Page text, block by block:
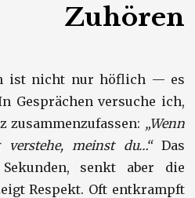
Zuhören
ist nicht nur höflich — es
Gesprächen versuche ich,
zusammenzufassen: „Wenn
meinst du…“Das
senkt aber die
Respekt. Oft entkrampft